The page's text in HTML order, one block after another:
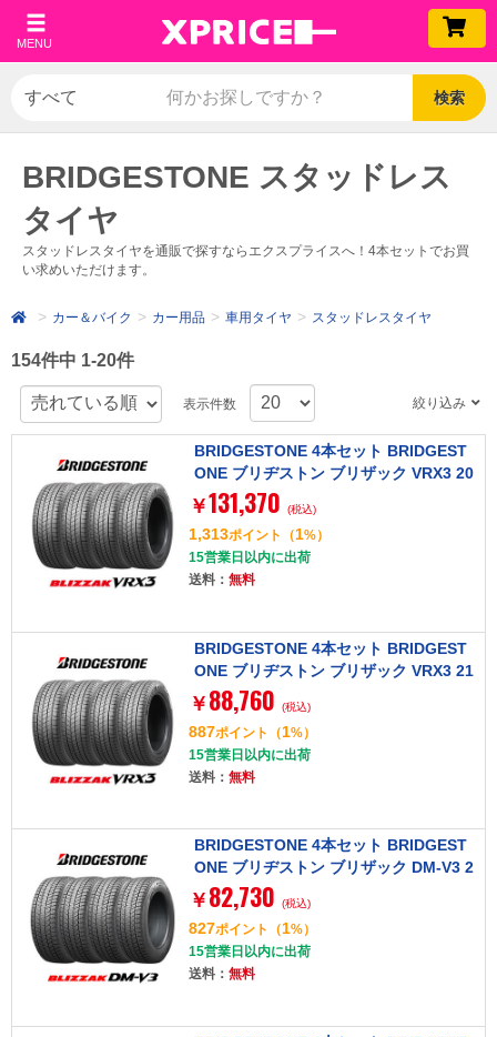
MENU
検索
BRIDGESTONE スタッドレス
タイヤ
スタッドレスタイヤを通販で探すならエクスプライスへ！4本セットでお買
い求めいただけます。
カー＆バイク カー用品 車用タイヤ スタッドレスタイヤ
154件中 1-20件
表示件数 絞り込み
BRIDGESTONE 4本セット BRIDGEST
ONE ブリヂストン ブリザック VRX3 20
5/50R17 93Q XL タイヤ単品
￥131,370 (税込)
1,313ポイント （1%）
15営業日以内に出荷
送料： 無料
BRIDGESTONE 4本セット BRIDGEST
ONE ブリヂストン ブリザック VRX3 21
5/70R16 100Q タイヤ単品
￥ 88,760 (税込)
887ポイント （1%）
15営業日以内に出荷
送料： 無料
BRIDGESTONE 4本セット BRIDGEST
ONE ブリヂストン ブリザック DM-V3 2
25/70R16 103Q タイヤ単品
￥ 82,730 (税込)
827ポイント （1%）
15営業日以内に出荷
送料： 無料